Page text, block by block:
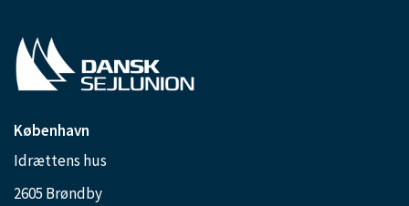
København
Idrættens hus
2605 Brøndby